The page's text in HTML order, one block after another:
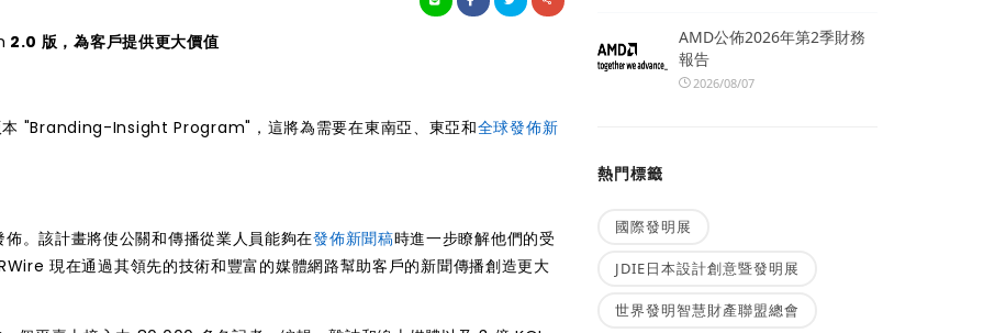
2.0 版，為客戶提供更大價值
本 "Branding-Insight Program"，這將為需要在東南亞、東亞和全球發佈新
該計畫將使公關和傳播從業人員能夠在發佈新聞稿時進一步瞭解他們的受
現在通過其領先的技術和豐富的媒體網路幫助客戶的新聞傳播創造更大
AMD公佈2026年第2季財務
報告
2026/08/07
熱門標籤
國際發明展
JDIE日本設計創意暨發明展
世界發明智慧財產聯盟總會